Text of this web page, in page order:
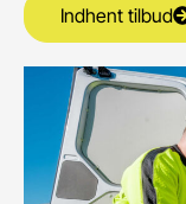
Indhent tilbud